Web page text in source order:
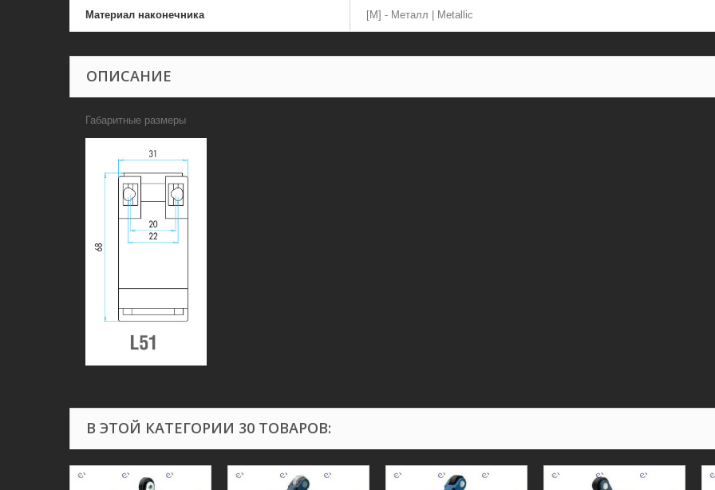
Материал наконечника [M] - Металл | Metallic
ОПИСАНИЕ
Габаритные размеры
В ЭТОЙ КАТЕГОРИИ 30 ТОВАРОВ: